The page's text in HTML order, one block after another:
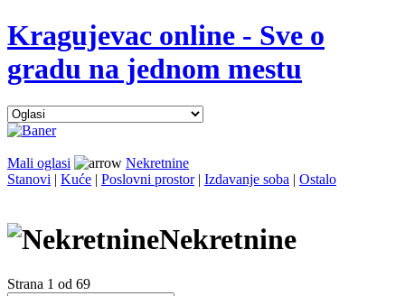
Kragujevac online - Sve o
gradu na jednom mestu
Mali oglasi
Nekretnine
Stanovi | Kuće | Poslovni prostor| Izdavanje soba | Ostalo
Nekretnine
Strana 1 od 69